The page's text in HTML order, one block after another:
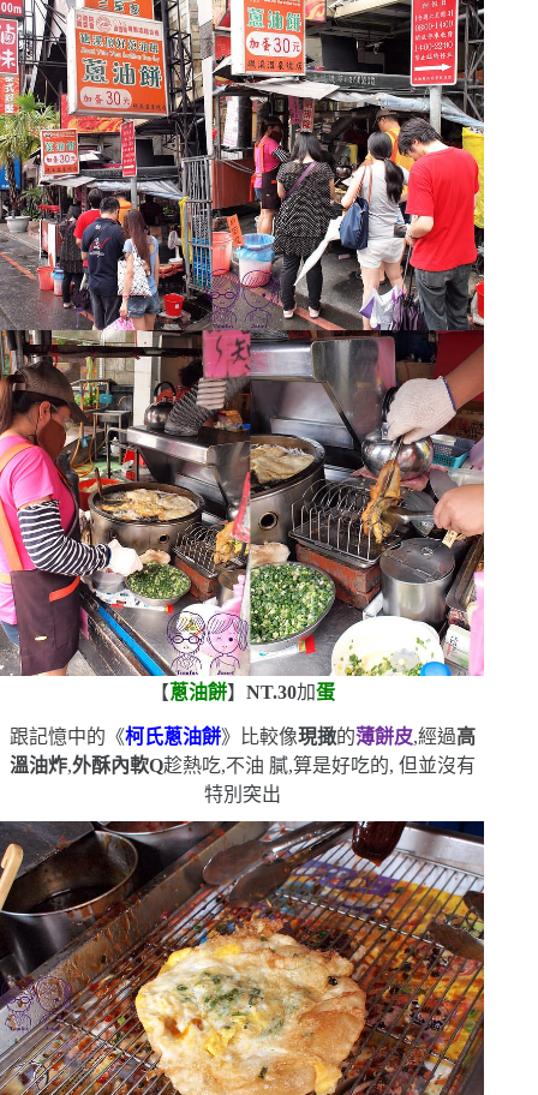
【蔥油餅】 NT.30加蛋
跟記憶中的《柯氏蔥油餅》比較像現撖的薄餅皮,經過高
溫油炸,外酥內軟Q趁熱吃,不油 膩,算是好吃的, 但並沒有
特別突出